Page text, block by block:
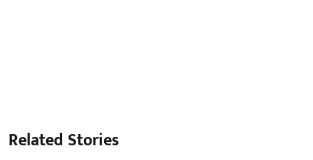
Related Stories